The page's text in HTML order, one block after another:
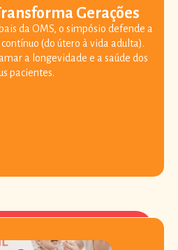
Gerações
da OMS, o simpósio defende a
(do útero à vida adulta).
a longevidade e a saúde dos
pacientes.